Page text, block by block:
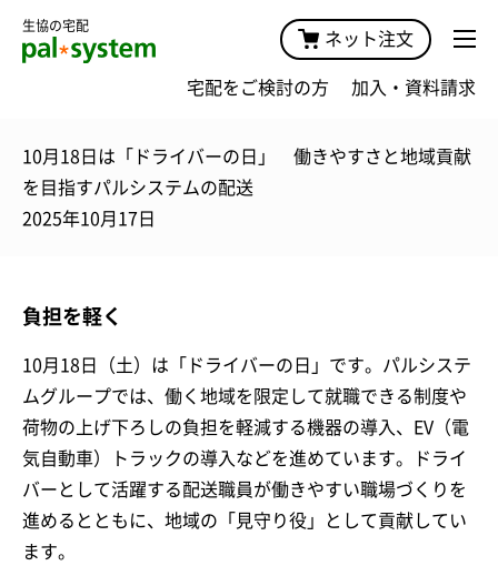
生協の宅配
ネット注文
宅配をご検討の方 加入・資料請求
10月18日は「ドライバーの日」 働きやすさと地域貢献
を目指すパルシステムの配送
2025年10月17日
負担を軽く
10月18日（土）は「ドライバーの日」です。パルシステ
ムグループでは、働く地域を限定して就職できる制度や
荷物の上げ下ろしの負担を軽減する機器の導入、EV（電
気自動車）トラックの導入などを進めています。ドライ
バーとして活躍する配送職員が働きやすい職場づくりを
進めるとともに、地域の「見守り役」として貢献してい
ます。